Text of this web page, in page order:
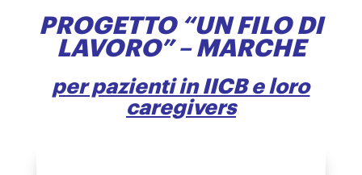
PROGETTO “UN FILO DI
LAVORO” – MARCHE
per pazienti in IICB e loro
caregivers